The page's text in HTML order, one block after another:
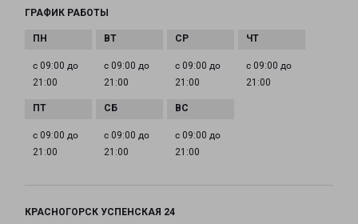
ГРАФИК РАБОТЫ
с 09:00 до
21:00
с 09:00 до
21:00
с 09:00 до
21:00
с 09:00 до
21:00
с 09:00 до
21:00
с 09:00 до
21:00
с 09:00 до
21:00
КРАСНОГОРСК УСПЕНСКАЯ 24